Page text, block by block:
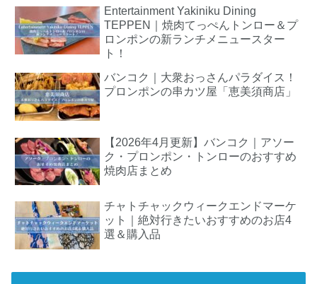
Entertainment Yakiniku Dining
TEPPEN｜焼肉てっぺんトンロー＆プ
ロンポンの新ランチメニュースター
ト！
バンコク｜大衆おっさんパラダイス！
プロンポンの串カツ屋「恵美須商店」
【2026年4月更新】バンコク｜アソー
ク・プロンポン・トンローのおすすめ
焼肉店まとめ
チャトチャックウィークエンドマーケ
ット｜絶対行きたいおすすめのお店4
選＆購入品